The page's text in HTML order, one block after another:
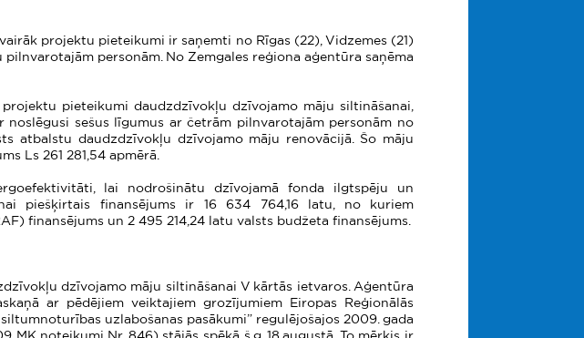
projektu pieteikumi ir saņemti no Rīgas (22), Vidzemes (21)
personām. No Zemgales reģiona aģentūra saņēma
pieteikumi daudzdzīvokļu dzīvojamo māju siltināšanai,
noslēgusi sešus līgumus ar četrām pilnvarotajām personām no
atbalstu daudzdzīvokļu dzīvojamo māju renovācijā. Šo māju
Ls 261 281,54 apmērā.
lai nodrošinātu dzīvojamā fonda ilgtspēju un
piešķirtais finansējums ir 16 634 764,16 latu, no kuriem
finansējums un 2 495 214,24 latu valsts budžeta finansējums.
dzīvojamo māju siltināšanai V kārtās ietvaros. Aģentūra
ar pēdējiem veiktajiem grozījumiem Eiropas Reģionālās
uzlabošanas pasākumi” regulējošajos 2009. gada